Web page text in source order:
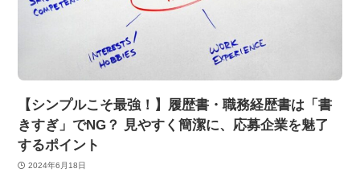
【シンプルこそ最強！】履歴書・職務経歴書は「書
きすぎ」でNG？ 見やすく簡潔に、応募企業を魅了
するポイント
2024年6月18日